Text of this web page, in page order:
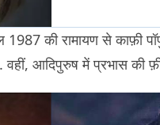
की रामायण से काफ़ी
आदिपुरुष में प्रभास की